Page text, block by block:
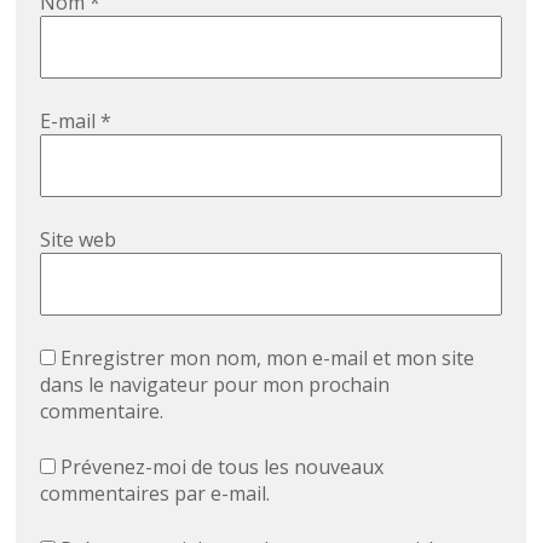
E-mail*
Site web
Enregistrer mon nom, mon e-mail et mon site
dans le navigateur pour mon prochain
commentaire.
Prévenez-moi de tous les nouveaux
commentaires par e-mail.